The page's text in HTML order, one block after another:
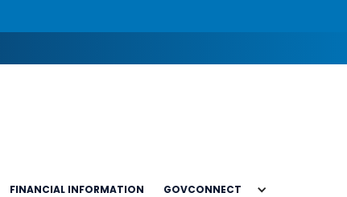
FINANCIAL INFORMATION
GOVCONNECT